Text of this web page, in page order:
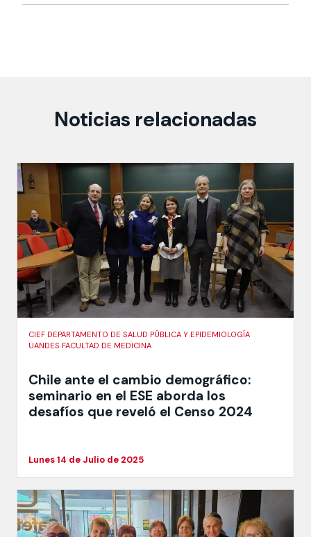
Noticias relacionadas
CIEF DEPARTAMENTO DE SALUD PÚBLICA Y EPIDEMIOLOGÍA
UANDES FACULTAD DE MEDICINA
Chile ante el cambio demográfico:
seminario en el ESE aborda los
desafíos que reveló el Censo 2024
Lunes 14 de Julio de 2025